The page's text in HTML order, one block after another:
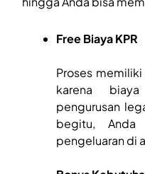
Free Biaya KPR
Proses
karena
pengurusan
begitu, Anda
pengeluaran di